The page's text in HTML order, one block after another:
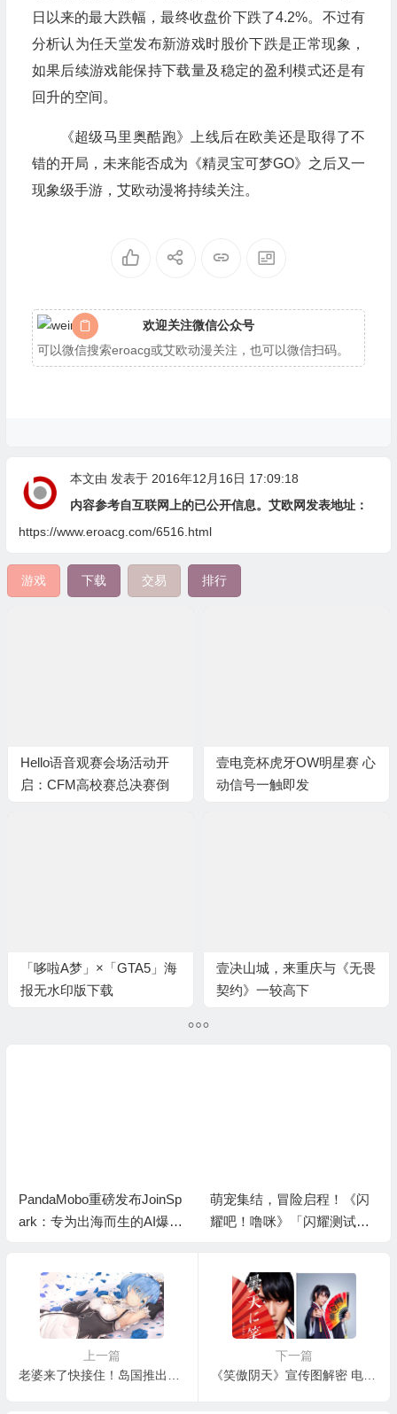
日以来的最大跌幅，最终收盘价下跌了4.2%。不过有
分析认为任天堂发布新游戏时股价下跌是正常现象，
如果后续游戏能保持下载量及稳定的盈利模式还是有
回升的空间。
《超级马里奥酷跑》上线后在欧美还是取得了不
错的开局，未来能否成为《精灵宝可梦GO》之后又一
现象级手游，艾欧动漫将持续关注。
欢迎关注微信公众号
可以微信搜索eroacg或艾欧动漫关注，也可以微信扫码。
本文由 发表于 2016年12月16日 17:09:18
内容参考自互联网上的已公开信息。艾欧网发表地址：
https://www.eroacg.com/6516.html
游戏 下载 交易 排行
Hello语音观赛会场活动开
启：CFM高校赛总决赛倒
壹电竞杯虎牙OW明星赛 心
动信号一触即发
「哆啦A梦」×「GTA5」海
报无水印版下载
壹决山城，来重庆与《无畏
契约》一较高下
PandaMobo重磅发布JoinSp
ark：专为出海而生的AI爆款
萌宠集结，冒险启程！《闪
耀吧！噜咪》「闪耀测试」
上一篇
下一篇
《笑傲阴天》宣传图解密 电影18年2月上映